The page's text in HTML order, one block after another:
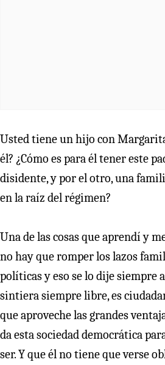
Usted tiene un hijo con
él? ¿Cómo es para él tener este
disidente, y por el otro, una
en la raíz del régimen?
Una de las cosas que aprendí y
no hay que romper los lazos
políticas y eso se lo dije siempre
sintiera siempre libre, es
que aproveche las grandes
da esta sociedad democrática
ser. Y que él no tiene que verse